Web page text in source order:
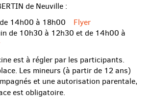
de Neuville :
14h00 à 18h00 Flyer
de 10h30 à 12h30 et de 14h00 à
est à régler par les participants.
Les mineurs (à partir de 12 ans)
et une autorisation parentale,
est obligatoire.